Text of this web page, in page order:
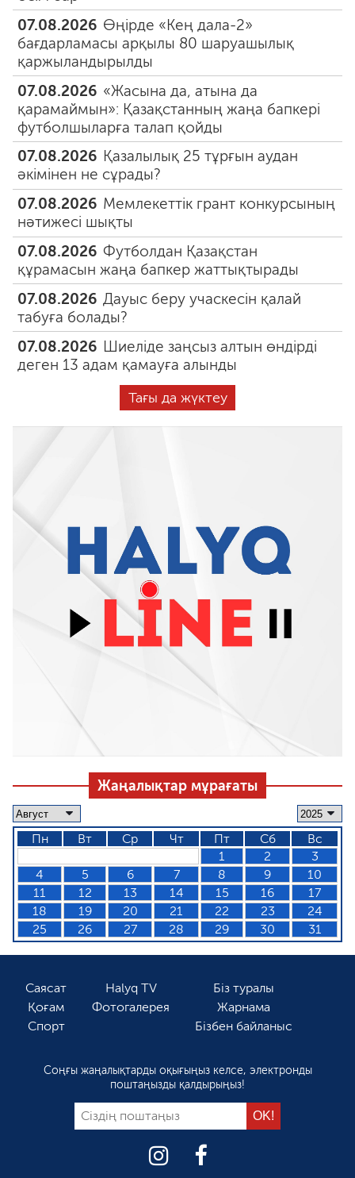
07.08.2026 Өңірде «Кең дала-2»
бағдарламасы арқылы 80 шаруашылық
қаржыландырылды
07.08.2026 «Жасына да, атына да
қарамаймын»: Қазақстанның жаңа бапкері
футболшыларға талап қойды
07.08.2026 Қазалылық 25 тұрғын аудан
әкімінен не сұрады?
07.08.2026 Мемлекеттік грант конкурсының
нәтижесі шықты
07.08.2026 Футболдан Қазақстан
құрамасын жаңа бапкер жаттықтырады
07.08.2026 Дауыс беру учаскесін қалай
табуға болады?
07.08.2026 Шиеліде заңсыз алтын өндірді
деген 13 адам қамауға алынды
Тағы да жүктеу
Жаңалықтар мұрағаты
Пн Вт Ср Чт Пт Сб
Вс
1
2
3
4
5 6 7 8 9
10
11
12 13 14 15 16
17
18
19 20 21 22 23
24
25
26 27 28 29 30 31
Саясат
Қоғам
Спорт
Halyq TV
Фотогалерея
Біз туралы
Жарнама
Бізбен байланыс
Соңғы жаңалықтарды оқығыңыз келсе, электронды
поштаңызды қалдырыңыз!